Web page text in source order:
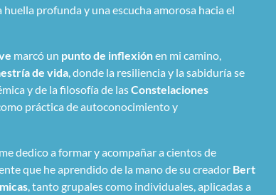
huella profunda y una escucha amorosa hacia el
marcó un punto de inflexiónen mi camino,
de vida , donde la resiliencia y la sabiduría se
y de la filosofía de lasConstelaciones
práctica de autoconocimiento y
, me dedico a formar y acompañar a cientos de
que he aprendido de la mano de su creador Bert
, tanto grupales como individuales, aplicadas a